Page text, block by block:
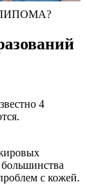
4
с кожей.